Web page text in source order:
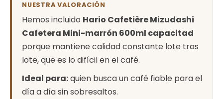
NUESTRA VALORACIÓN
Hemos incluido Hario Cafetière Mizudashi
Cafetera Mini-marrón 600ml capacitad
porque mantiene calidad constante lote tras
lote, que es lo difícil en el café.
Ideal para:quien busca un café fiable para el
día a día sin sobresaltos.